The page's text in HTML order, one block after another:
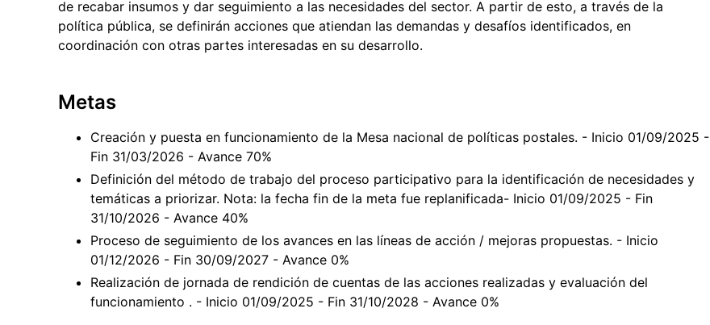
de recabar insumos y dar seguimiento a las necesidades del sector. A partir de esto, a través de la
política pública, se definirán acciones que atiendan las demandas y desafíos identificados, en
coordinación con otras partes interesadas en su desarrollo.
Metas
Creación y puesta en funcionamiento de la Mesa nacional de políticas postales. - Inicio 01/09/2025 -
Fin 31/03/2026 - Avance 70%
Definición del método de trabajo del proceso participativo para la identificación de necesidades y
temáticas a priorizar. Nota: la fecha fin de la meta fue replanificada- Inicio 01/09/2025 - Fin
31/10/2026 - Avance 40%
Proceso de seguimiento de los avances en las líneas de acción / mejoras propuestas. - Inicio
01/12/2026 - Fin 30/09/2027 - Avance 0%
Realización de jornada de rendición de cuentas de las acciones realizadas y evaluación del
funcionamiento . - Inicio 01/09/2025 - Fin 31/10/2028 - Avance 0%